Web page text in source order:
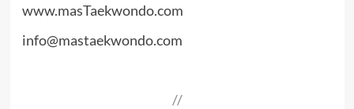
www.masTaekwondo.com
info@mastaekwondo.com
//